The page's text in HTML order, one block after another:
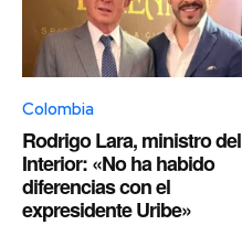
Colombia
Rodrigo Lara, ministro del
Interior: «No ha habido
diferencias con el
expresidente Uribe»